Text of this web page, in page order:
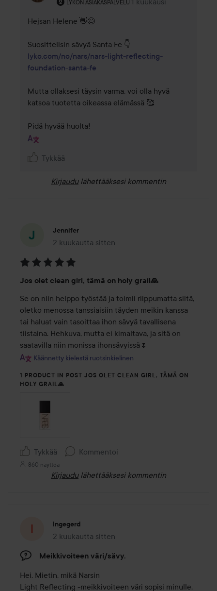
LYKON ASIAKASPALVELU Kommentti lisättiin 1
Hejsan Helene 👋😊
lyko.com/no/nars/nars-light-reflecting-
foundation-santa-fe
Mutta ollaksesi täysin varma, voi olla hyvä
katsoa tuotetta oikeassa elämässä 🥰
Pidä hyvää huolta!
Tykkää
Kirjaudu lähettääksesi kommentin
Jennifer
2 kuukautta sitten
Viesti luotiin 2 kuukautta sitten
5
/
5
Jos olet clean girl, tämä on holy grail🙏
Se on niin helppo työstää ja toimii riippumatta siitä,
oletko menossa tanssiaisiin täyden meikin kanssa
tai haluat vain tasoittaa ihon sävyä tavallisena
tiistaina. Hehkuva, mutta ei kimaltava, ja sitä on
saatavilla niin monissa ihonsävyissä🌷
Käännetty kielestä ruotsinkielinen
1 PRODUCT IN POST JOS OLET CLEAN GIRL, TÄMÄ ON
HOLY GRAIL🙏
Tykkää Kommentoi
860 näyttöä
Kirjaudu lähettääksesi kommentin
Ingegerd
2 kuukautta sitten
Viesti luotiin 2 kuukautta sitten
Meikkivoiteen väri/sävy.
Hei. Mietin, mikä Narsin
Light Reflecting -meikkivoiteen väri sopisi minulle.